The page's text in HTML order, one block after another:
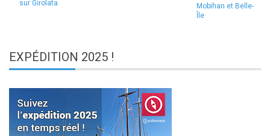
sur Girolata
Mobihan et Belle-
Île
EXPÉDITION 2025 !